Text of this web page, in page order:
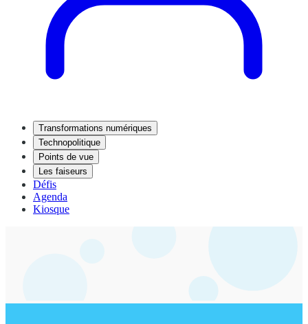
Transformations numériques
Technopolitique
Points de vue
Les faiseurs
Défis
Agenda
Kiosque